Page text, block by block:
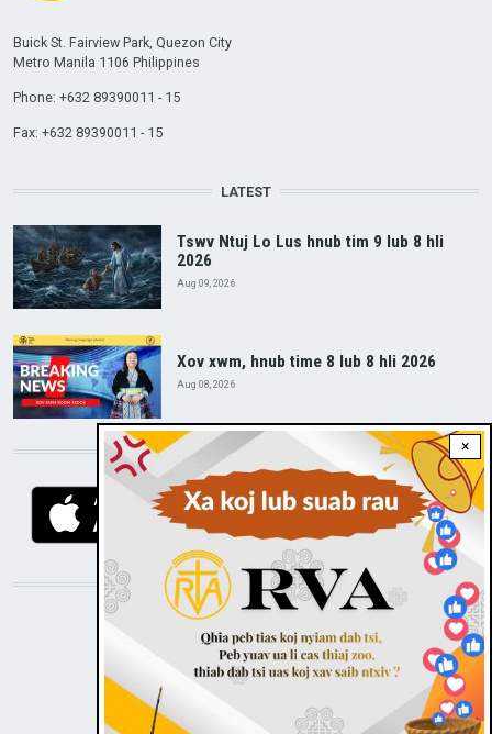
×
Buick St. Fairview Park, Quezon City
Metro Manila 1106 Philippines
Phone: +632 89390011 - 15
Fax: +632 89390011 - 15
LATEST
Tswv Ntuj Lo Lus hnub tim 9 lub 8 hli
2026
Aug 09, 2026
Xov xwm, hnub time 8 lub 8 hli 2026
Aug 08, 2026
DOWNLOAD RVA APP
STAY CONNECTED WITH US!